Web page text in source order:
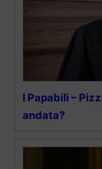
I Papabili –
andata?